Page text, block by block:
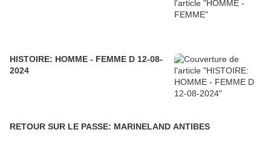
HISTOIRE: HOMME - FEMME D 12-08-
2024
RETOUR SUR LE PASSE: MARINELAND ANTIBES